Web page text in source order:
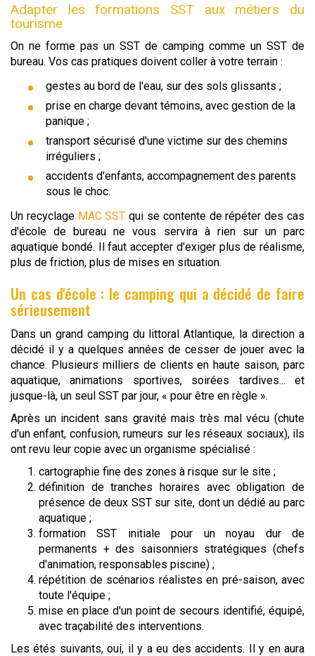
Adapter les formations SST aux métiers du
tourisme
On ne forme pas un SST de camping comme un SST de
bureau. Vos cas pratiques doivent coller à votre terrain :
gestes au bord de l'eau, sur des sols glissants ;
prise en charge devant témoins, avec gestion de la
panique ;
transport sécurisé d'une victime sur des chemins
irréguliers ;
accidents d'enfants, accompagnement des parents
sous le choc.
Un recyclage MAC SST qui se contente de répéter des cas
d'école de bureau ne vous servira à rien sur un parc
aquatique bondé. Il faut accepter d'exiger plus de réalisme,
plus de friction, plus de mises en situation.
Un cas d'école : le camping qui a décidé de faire
sérieusement
Dans un grand camping du littoral Atlantique, la direction a
décidé il y a quelques années de cesser de jouer avec la
chance. Plusieurs milliers de clients en haute saison, parc
aquatique, animations sportives, soirées tardives... et
jusque-là, un seul SST par jour, « pour être en règle ».
Après un incident sans gravité mais très mal vécu (chute
d'un enfant, confusion, rumeurs sur les réseaux sociaux), ils
ont revu leur copie avec un organisme spécialisé :
cartographie fine des zones à risque sur le site ;
définition de tranches horaires avec obligation de
présence de deux SST sur site, dont un dédié au parc
aquatique ;
formation SST initiale pour un noyau dur de
permanents + des saisonniers stratégiques (chefs
d'animation, responsables piscine) ;
répétition de scénarios réalistes en pré-saison, avec
toute l'équipe ;
mise en place d'un point de secours identifié, équipé,
avec traçabilité des interventions.
Les étés suivants, oui, il y a eu des accidents. Il y en aura